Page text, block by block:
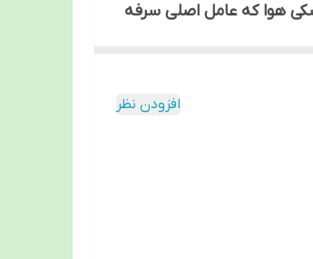
هوا که عامل اصلی سرفه
گرم خود مولد باکتری و
کربنی محیط میچسبد که
و موتور تولید میشود و
به بدن را داراست ،
افزودن نظر